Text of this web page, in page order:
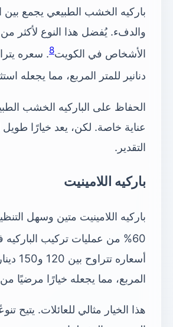
باركيه الخشب الطبيعي يجمع بين
الأشخاص في الكويت8
دنانير للمتر المربع، مما يجعله
الحفاظ على الباركيه الخشب
عناية خاصة. لكن، يعد خيارًا
التقدير.
باركيه اللامينيت
باركيه اللامينيت متين وسهل
60% من عمليات تركيب الباركيه في الكويت
أسعاره
المربع، مما يجعله خيارًا مرضيًا
هذا الخيار مثالي للعائلات. يتيح